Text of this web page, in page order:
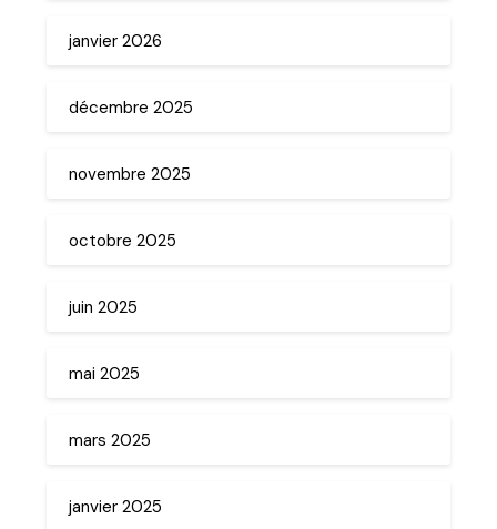
janvier 2026
décembre 2025
novembre 2025
octobre 2025
juin 2025
mai 2025
mars 2025
janvier 2025